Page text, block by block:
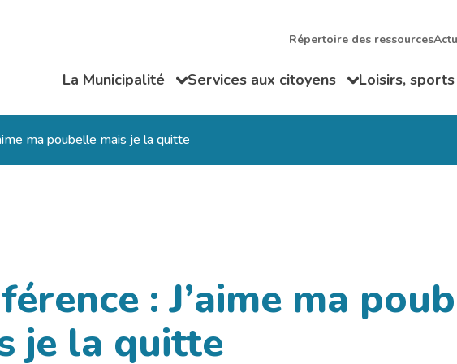
Répertoire des ressources
La Municipalité
Ouvrir/Fermer le sous-menuServices aux citoyens
Ouvrir/Fermer le sous-menuLoisirs,
Ouvrir/
ma poubelle mais je la quitte
: J’aime ma
je la quitte